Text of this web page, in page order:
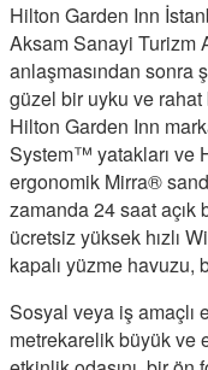
Hilton Garden Inn
Aksam Sanayi Turizm
anlaşmasından sonra
güzel bir uyku ve
Hilton Garden Inn
System™ yatakları ve
ergonomik Mirra®
zamanda 24 saat açık
ücretsiz yüksek hızlı
kapalı yüzme havuzu,
Sosyal veya iş amaçlı
metrekarelik büyük ve